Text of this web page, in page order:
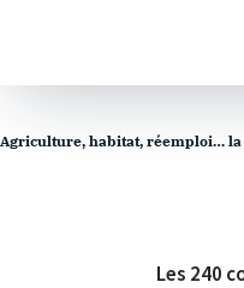
Agriculture, habitat, réemploi… la
Les 240